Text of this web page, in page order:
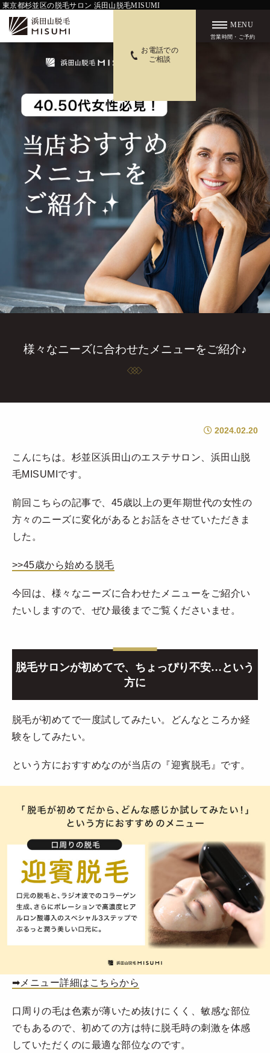
東京都杉並区の脱毛サロン 浜田山脱毛MISUMI
お電話での
ご相談
MENU
営業時間・ご予約
様々なニーズに合わせたメニューをご紹介♪
2024.02.20
こんにちは。杉並区浜田山のエステサロン、浜田山脱
毛MISUMIです。
前回こちらの記事で、45歳以上の更年期世代の女性の
方々のニーズに変化があるとお話をさせていただきま
した。
>>45歳から始める脱毛
今回は、様々なニーズに合わせたメニューをご紹介い
たいしますので、ぜひ最後までご覧くださいませ。
脱毛サロンが初めてで、ちょっぴり不安…という
方に
脱毛が初めてで一度試してみたい。どんなところか経
験をしてみたい。
という方におすすめなのが当店の『迎賓脱毛』です。
➡︎メニュー詳細はこちらから
口周りの毛は色素が薄いため抜けにくく、敏感な部位
でもあるので、初めての方は特に脱毛時の刺激を体感
していただくのに最適な部位なのです。